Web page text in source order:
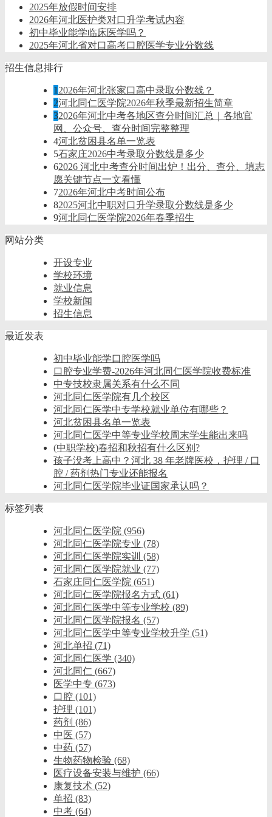
2025年放假时间安排
2026年河北医护类对口升学考试内容
初中毕业能学临床医学吗？
2025年河北省对口高考口腔医学专业分数线
招生信息排行
1 2026年河北张家口高中录取分数线？
2河北同仁医学院2026年秋季最新招生简章
32026年河北中考各地区查分时间汇总｜各地官
网、公众号、查分时间完整整理
4河北贫困县名单一览表
5石家庄2026中考录取分数线是多少
62026 河北中考查分时间出炉！出分、查分、填志
愿关键节点一文看懂
72026年河北中考时间公布
82025河北中职对口升学录取分数线是多少
9河北同仁医学院2026年春季招生
网站分类
开设专业
学校环境
就业信息
学校新闻
招生信息
最近发表
初中毕业能学口腔医学吗
口腔专业学费-2026年河北同仁医学院收费标准
中专技校隶属关系有什么不同
河北同仁医学院有几个校区
河北同仁医学中专学校就业单位有哪些？
河北贫困县名单一览表
河北同仁医学中等专业学校周末学生能出来吗
(中职学校)春招和秋招有什么区别?
孩子没考上高中？河北 38 年老牌医校，护理 / 口
腔 / 药剂热门专业还能报名
河北同仁医学院毕业证国家承认吗？
标签列表
河北同仁医学院 (956)
河北同仁医学院专业 (78)
河北同仁医学院实训 (58)
河北同仁医学院就业 (77)
石家庄同仁医学院 (651)
河北同仁医学院报名方式 (61)
河北同仁医学中等专业学校 (89)
河北同仁医学院报名 (57)
河北同仁医学中等专业学校升学 (51)
河北单招 (71)
河北同仁医学 (340)
河北同仁 (667)
医学中专 (673)
口腔 (101)
护理 (101)
药剂 (86)
中医 (57)
中药 (57)
生物药物检验 (68)
医疗设备安装与维护 (66)
康复技术 (52)
单招 (83)
中考 (64)